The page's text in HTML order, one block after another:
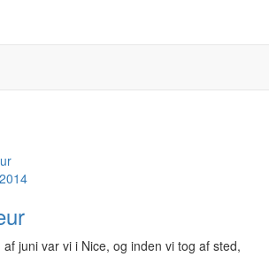
af juni var vi i Nice, og inden vi tog af sted,